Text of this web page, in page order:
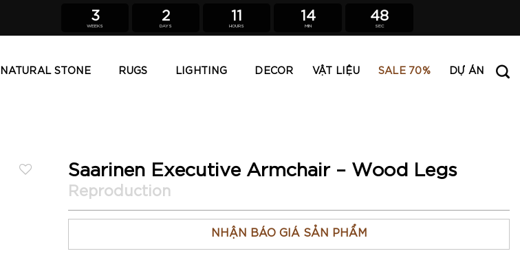
3
WEEKS
2
DAYS
11
HOURS
14
MIN
47
SEC
NATURAL STONE RUGS LIGHTING DECOR VẬT LIỆU SALE 70% DỰ ÁN
Saarinen Executive Armchair – Wood Legs
NHẬN BÁO GIÁ SẢN PHẨM